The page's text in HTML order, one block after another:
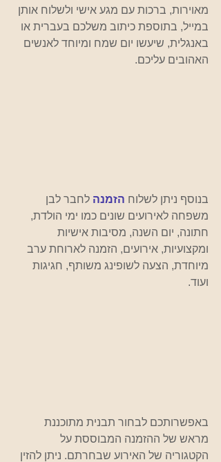
מאוירות, ברכות עם מגע אישי ולשלוח אותן
במייל, בתוספת כיתוב משלכם בעברית או
באנגלית, שיעשו יום שמח ומיוחד לאנשים
האהובים עליכם.
בנוסף ניתן לשלוח הזמנה לחבר לבן
משפחה לאירועים שונים כמו ימי הולדת,
חתונה, יום השנה, מסיבות אישיות
ומקצועיות, אירועים, הזמנה לארוחת ערב
מיוחדת, הצעה לשופינג משותף, חגיגות
ועוד.
באפשרותכם לבחור תבנית מתוכננת
מראש של ההזמנה המבוססת על
הקטגוריה של האירוע שבחרתם. ניתן להזין